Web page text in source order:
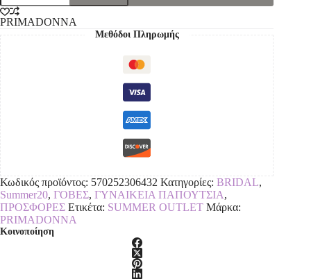
PRIMADONNA
Μεθόδοι Πληρωμής
Κωδικός προϊόντος: 570252306432 Κατηγορίες: BRIDAL,
Summer20, ΓΟΒΕΣ, ΓΥΝΑΙΚΕΙΑ ΠΑΠΟΥΤΣΙΑ,
ΠΡΟΣΦΟΡΕΣ Ετικέτα: SUMMER OUTLET Μάρκα:
PRIMADONNA
Κοινοποίηση